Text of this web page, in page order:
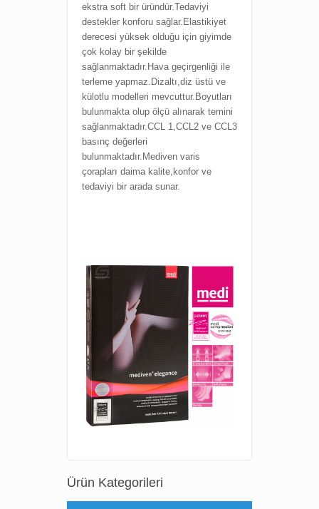
ekstra soft bir üründür.Tedaviyi
destekler konforu sağlar.Elastikiyet
derecesi yüksek olduğu için giyimde
çok kolay bir şekilde
sağlanmaktadır.Hava geçirgenliği ile
terleme yapmaz.Dizaltı,diz üstü ve
külotlu modelleri mevcuttur.Boyutları
bulunmakta olup ölçü alınarak temini
sağlanmaktadır.CCL 1,CCL2 ve CCL3
basınç değerleri
bulunmaktadır.Mediven varis
çorapları daima kalite,konfor ve
tedaviyi bir arada sunar.
Ürün Kategorileri